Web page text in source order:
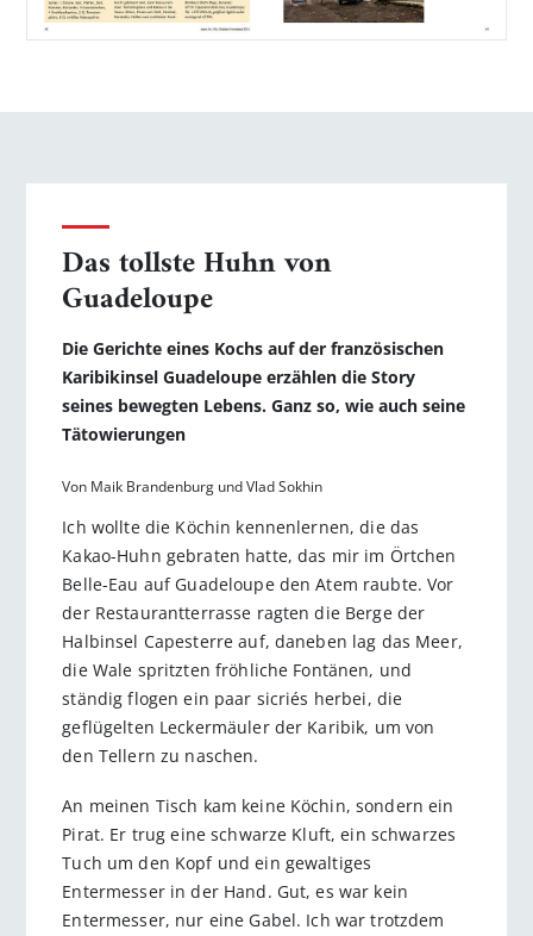
Das tollste Huhn von
Guadeloupe
Die Gerichte eines Kochs auf der französischen
Karibikinsel Guadeloupe erzählen die Story
seines bewegten Lebens. Ganz so, wie auch seine
Tätowierungen
Von Maik Brandenburg und Vlad Sokhin
Ich wollte die Köchin kennenlernen, die das
Kakao-Huhn gebraten hatte, das mir im Örtchen
Belle-Eau auf Guadeloupe den Atem raubte. Vor
der Restaurantterrasse ragten die Berge der
Halbinsel Capesterre auf, daneben lag das Meer,
die Wale spritzten fröhliche Fontänen, und
ständig flogen ein paar sicriés herbei, die
geflügelten Leckermäuler der Karibik, um von
den Tellern zu naschen.
An meinen Tisch kam keine Köchin, sondern ein
Pirat. Er trug eine schwarze Kluft, ein schwarzes
Tuch um den Kopf und ein gewaltiges
Entermesser in der Hand. Gut, es war kein
Entermesser, nur eine Gabel. Ich war trotzdem